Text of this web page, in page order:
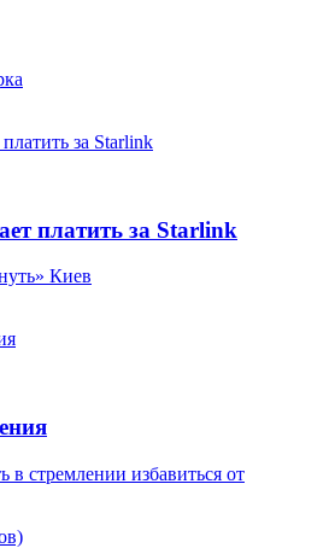
платить за Starlink
Киев
стремлении избавиться от